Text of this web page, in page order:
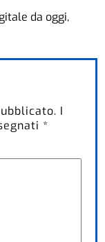
da oggi,
I
*